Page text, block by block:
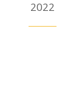
2022